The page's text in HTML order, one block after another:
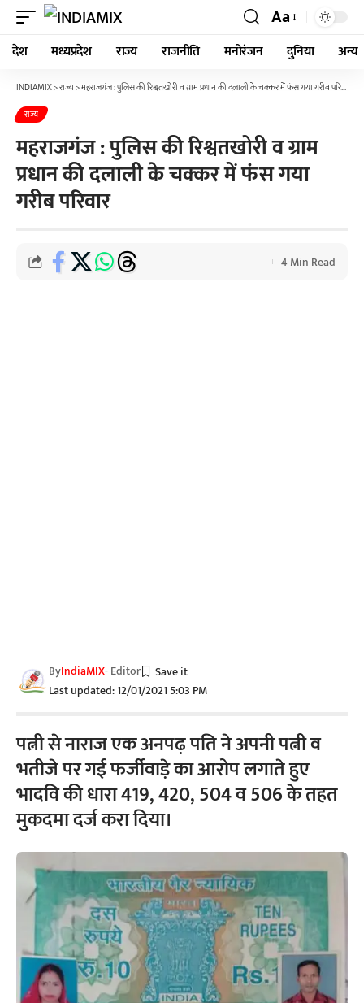
Aa
देश मध्यप्रदेश राज्य राजनीति मनोरंजन दुनिया अन्य
INDIAMIX>राज्य>महराजगंज : पुलिस की रिश्वतखोरी व ग्राम प्रधान की दलाली के चक्कर में फंस गया गरीब परिवार
राज्य
महराजगंज : पुलिस की रिश्वतखोरी व ग्राम
प्रधान की दलाली के चक्कर में फंस गया
गरीब परिवार
Last updated: 12/01/2021 5:03 PM
ByIndiaMIX- Editor
4 Min Read
पत्नी से नाराज एक अनपढ़ पति ने अपनी पत्नी व
भतीजे पर गई फर्जीवाड़े का आरोप लगाते हुए
भादवि की धारा 419, 420, 504 व 506 के तहत
मुकदमा दर्ज करा दिया।